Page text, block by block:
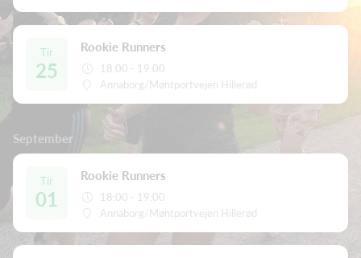
Tir
25
Rookie Runners
18:00 - 19:00
Annaborg/Møntportvejen Hillerød
September
Tir
01
Rookie Runners
18:00 - 19:00
Annaborg/Møntportvejen Hillerød